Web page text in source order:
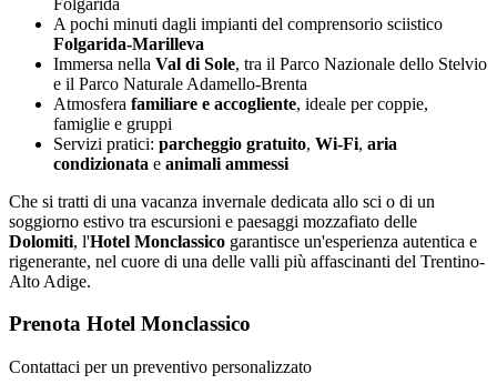
A pochi minuti dagli impianti del comprensorio sciistico
Folgarida-Marilleva
Immersa nella Val di Sole, tra il Parco Nazionale dello Stelvio
e il Parco Naturale Adamello-Brenta
Atmosfera familiare e accogliente, ideale per coppie,
famiglie e gruppi
Servizi pratici: parcheggio gratuito, Wi-Fi, aria
condizionata e animali ammessi
Che si tratti di una vacanza invernale dedicata allo sci o di un
soggiorno estivo tra escursioni e paesaggi mozzafiato delle
Dolomiti, l'Hotel Monclassico garantisce un'esperienza autentica e
rigenerante, nel cuore di una delle valli più affascinanti del Trentino-
Alto Adige.
Prenota Hotel Monclassico
Contattaci per un preventivo personalizzato